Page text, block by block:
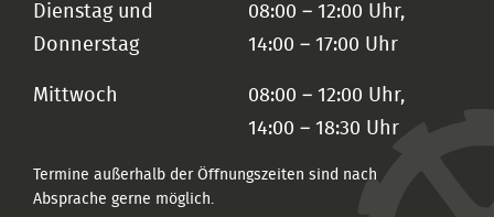
Dienstag und
Donnerstag
08:00 – 12:00 Uhr,
14:00 – 17:00 Uhr
Mittwoch
08:00 – 12:00 Uhr,
14:00 – 18:30 Uhr
Termine außerhalb der Öffnungszeiten sind nach
Absprache gerne möglich.